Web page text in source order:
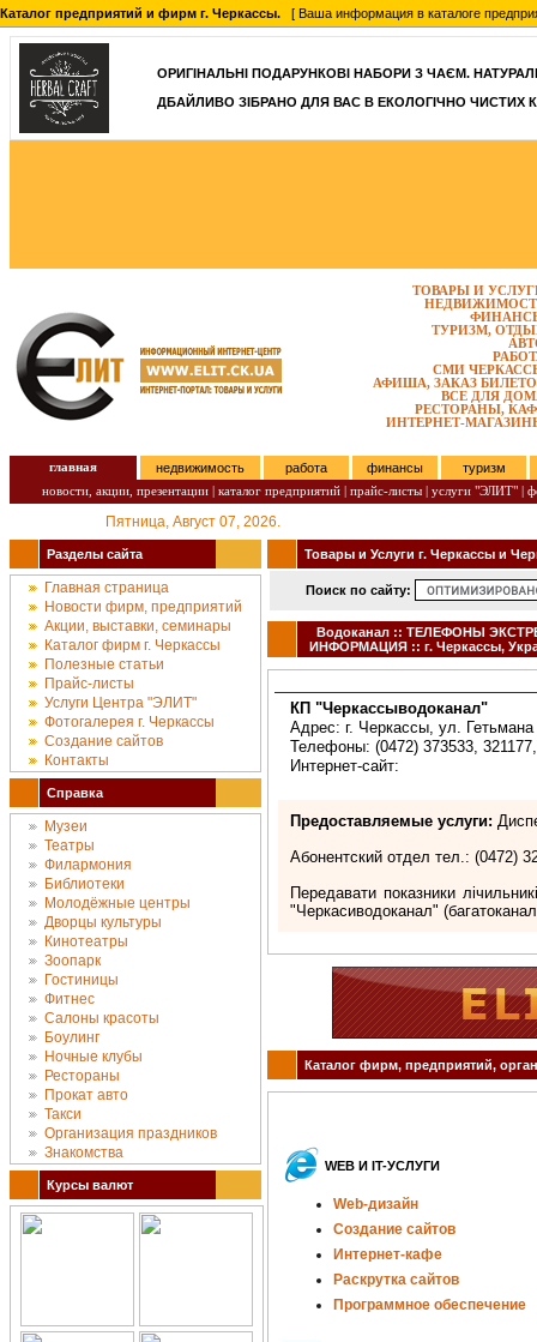
Каталог предприятий и фирм г. Черкассы. [ Ваша информация в каталоге
ОРИГІНАЛЬНІ ПОДАРУНКОВІ НАБОРИ З ЧАЄМ.
ДБАЙЛИВО ЗІБРАНО ДЛЯ ВАС В ЕКОЛОГІЧНО ЧИСТИХ
ТОВАРЫ И
ТУРИЗМ,
СМИ
АФИША, ЗАКАЗ
ВСЕ ДЛЯ
РЕСТОРАНЫ,
ИНТЕРНЕТ-
главная недвижимость работа финансы
туризм
новости, акции, презентации | каталог предприятий | прайс-листы | услуги "ЭЛИТ" |
Пятница, Август 07, 2026.
Разделы сайта
Главная страница
Новости фирм, предприятий
Акции, выставки, семинары
Каталог фирм г. Черкассы
Полезные статьи
Прайс-листы
Услуги Центра "ЭЛИТ"
Фотогалерея г. Черкассы
Создание сайтов
Контакты
Справка
Музеи
Театры
Филармония
Библиотеки
Молодёжные центры
Дворцы культуры
Кинотеатры
Зоопарк
Гостиницы
Фитнес
Салоны красоты
Боулинг
Ночные клубы
Рестораны
Прокат авто
Такси
Организация праздников
Знакомства
Курсы валют
Товары и Услуги г. Черкассы и
Поиск по сайту:
Водоканал :: ТЕЛЕФОНЫ
ИНФОРМАЦИЯ :: г. Черкассы,
КП "Черкассыводоканал"
Адрес: г. Черкассы, ул. Гетьмана
Телефоны: (0472) 373533,
Интернет-сайт:
Предоставляемые услуги:
Абонентский отдел тел.: (0472)
Передавати показники
"Черкасиводоканал"
Каталог фирм, предприятий,
WEB И IT-УСЛУГИ
Web-дизайн
Создание сайтов
Интернет-кафе
Раскрутка сайтов
Программное обеспечение